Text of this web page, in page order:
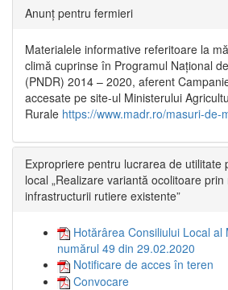
Anunț pentru fermieri
Materialele informative referitoare la
climă cuprinse în Programul Național
(PNDR) 2014 – 2020, aferent
accesate pe site-ul Ministerului
Rurale https://www.madr.ro/masuri-de-
Expropriere pentru lucrarea de utilitate
local „Realizare variantă ocolitoare
infrastructurii rutiere existente”
Hotărârea Consiliului Local al
numărul 49 din 29.02.2020
Notificare de acces în teren
Convocare